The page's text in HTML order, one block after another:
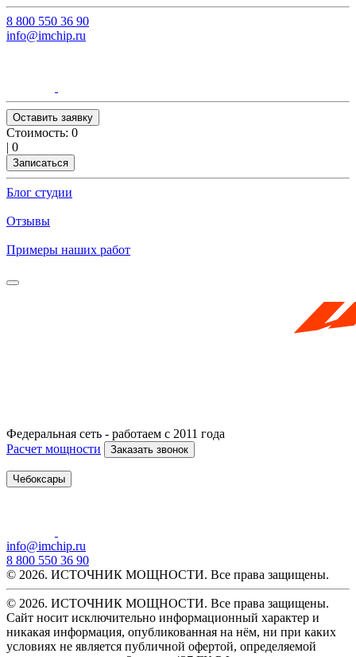
8 800 550 36 90
info@imchip.ru
Оставить заявку
Стоимость: 0
| 0
Записаться
Блог студии
Отзывы
Примеры наших работ
Федеральная сеть - работаем с 2011 года
Расчет мощности
Заказать звонок
Чебоксары
info@imchip.ru
8 800 550 36 90
© 2026. ИСТОЧНИК МОЩНОСТИ. Все права защищены.
© 2026. ИСТОЧНИК МОЩНОСТИ. Все права защищены.
Сайт носит исключительно информационный характер и
никакая информация, опубликованная на нём, ни при каких
условиях не является публичной офертой, определяемой